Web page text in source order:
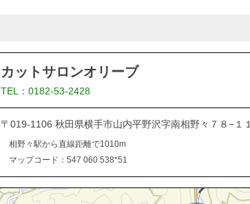
カットサロンオリーブ
TEL：0182-53-2428
〒019-1106 秋田県横手市山内平野沢字南相野々７８−１１
相野々駅から直線距離で1010m
マップコード：547 060 538*51